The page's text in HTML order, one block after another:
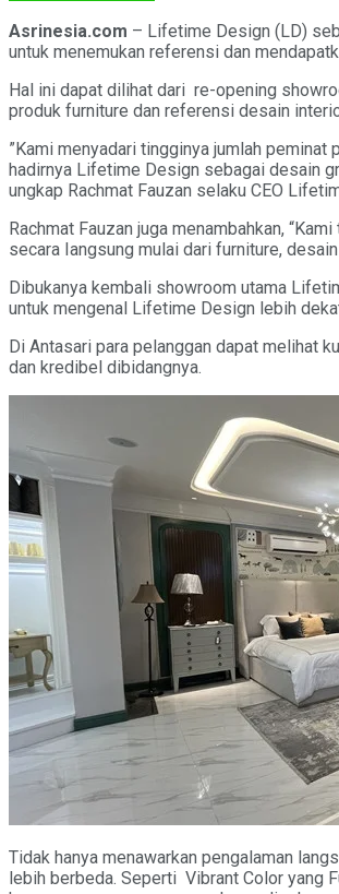
Asrinesia.com – Lifetime Design (LD)
untuk menemukan referensi dan
Hal ini dapat dilihat dari re-opening
produk furniture dan referensi desain
”Kami menyadari tingginya jumlah
hadirnya Lifetime Design sebagai desain
ungkap Rachmat Fauzan selaku CEO
Rachmat Fauzan juga menambahkan,
secara Iangsung mulai dari furniture,
Dibukanya kembali showroom utama
untuk mengenal Lifetime Design lebih
Di Antasari para pelanggan dapat melihat
dan kredibel dibidangnya.
Tidak hanya menawarkan pengalaman
lebih berbeda. Seperti Vibrant Color yang